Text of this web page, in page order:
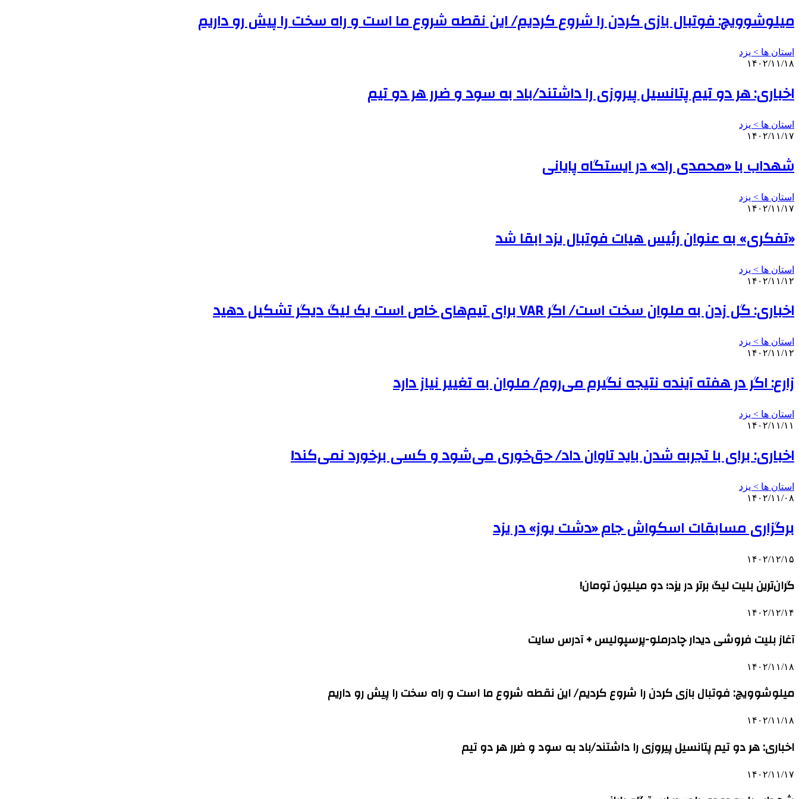
میلوشوویچ: فوتبال بازی کردن را شروع کردیم/ این نقطه شروع ما است و راه سخت را پیش رو داریم
استان ها > یزد
۱۴۰۲/۱۱/۱۸
اخباری: هر دو تیم پتانسیل پیروزی را داشتند/باد به سود و ضرر هر دو تیم
استان ها > یزد
۱۴۰۲/۱۱/۱۷
شهداب با «محمدی راد» در ایستگاه پایانی
استان ها > یزد
۱۴۰۲/۱۱/۱۷
«تفکری» به عنوان رئیس هیات فوتبال یزد ابقا شد
استان ها > یزد
۱۴۰۲/۱۱/۱۲
اخباری: گل زدن به ملوان سخت است/ اگر VAR برای تیم‌های خاص است یک لیگ دیگر تشکیل دهید
استان ها > یزد
۱۴۰۲/۱۱/۱۲
زارع: اگر در هفته آینده نتیجه نگیرم می‌روم/ ملوان به تغییر نیاز دارد
استان ها > یزد
۱۴۰۲/۱۱/۱۱
اخباری: برای با تجربه شدن باید تاوان داد/ حق‌خوری می‌شود و کسی برخورد نمی‌کند!
استان ها > یزد
۱۴۰۲/۱۱/۰۸
برگزاری مسابقات اسکواش جام «دشت یوز» در یزد
۱۴۰۲/۱۲/۱۵
گران‌ترین بلیت لیگ برتر در یزد؛ دو میلیون تومان!
۱۴۰۲/۱۲/۱۴
آغاز بلیت فروشی دیدار چادرملو-پرسپولیس + آدرس سایت
۱۴۰۲/۱۱/۱۸
میلوشوویچ: فوتبال بازی کردن را شروع کردیم/ این نقطه شروع ما است و راه سخت را پیش رو داریم
۱۴۰۲/۱۱/۱۸
اخباری: هر دو تیم پتانسیل پیروزی را داشتند/باد به سود و ضرر هر دو تیم
۱۴۰۲/۱۱/۱۷